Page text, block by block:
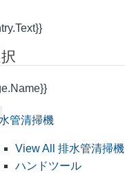
管清掃機
View All 排水管清掃機
ハンドツール